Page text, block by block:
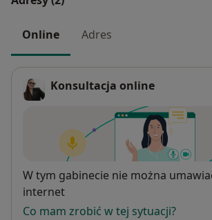
Online Adres
Konsultacja online
Dostępność
W tym gabinecie nie można
internet
Co mam zrobić w tej sytuacji?